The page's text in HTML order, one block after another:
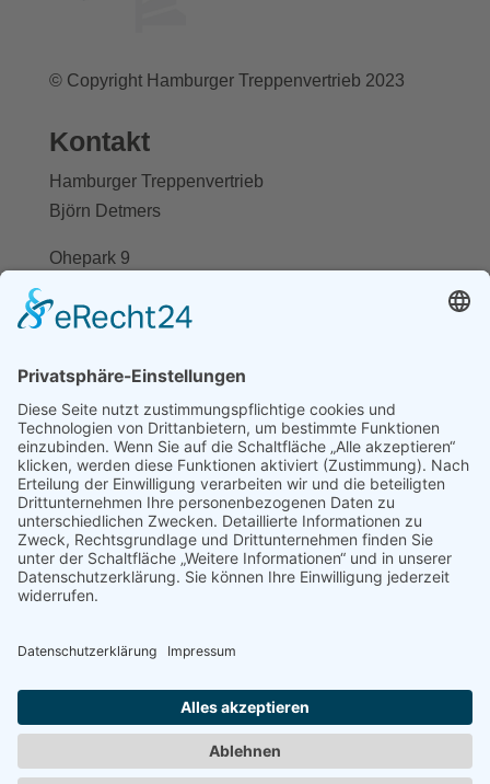
© Copyright Hamburger Treppenvertrieb 2023
Kontakt
Hamburger Treppenvertrieb
Björn Detmers
Ohepark 9
Tel.: 0151 58892862
Treppenausstellung
Ohepark 9
21224 Nenndorf-Rosengarten
Termine nach Vereinbarung unter
0151 58892862
Impressum|Datenschutz